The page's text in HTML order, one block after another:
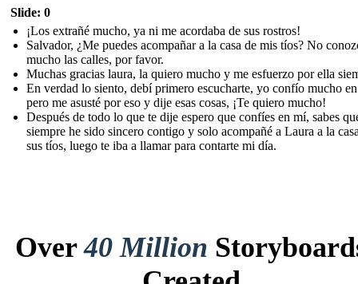
Slide: 0
¡Los extrañé mucho, ya ni me acordaba de sus rostros!
Salvador, ¿Me puedes acompañar a la casa de mis tíos? No
mucho las calles, por favor.
Muchas gracias laura, la quiero mucho y me esfuerzo por ella
En verdad lo siento, debí primero escucharte, yo confío mucho
pero me asusté por eso y dije esas cosas, ¡Te quiero mucho!
Después de todo lo que te dije espero que confíes en mí, sabes
siempre he sido sincero contigo y solo acompañé a Laura a la
sus tíos, luego te iba a llamar para contarte mi día.
Over40 Million